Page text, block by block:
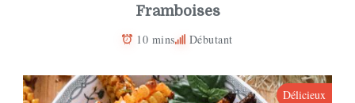
Framboises
10 mins Débutant
Délicieux